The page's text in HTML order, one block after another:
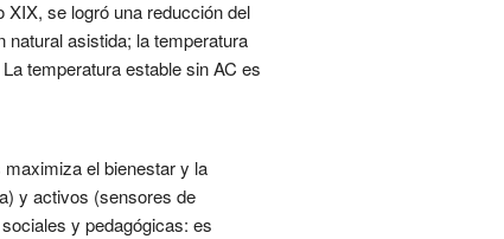
se logró una reducción del
asistida; la temperatura
temperatura estable sin AC es
el bienestar y la
y activos (sensores de
y pedagógicas: es